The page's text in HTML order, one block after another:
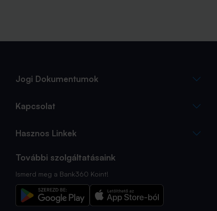
Jogi Dokumentumok
Kapcsolat
Hasznos Linkek
További szolgáltatásaink
Ismerd meg a Bank360 Koint!